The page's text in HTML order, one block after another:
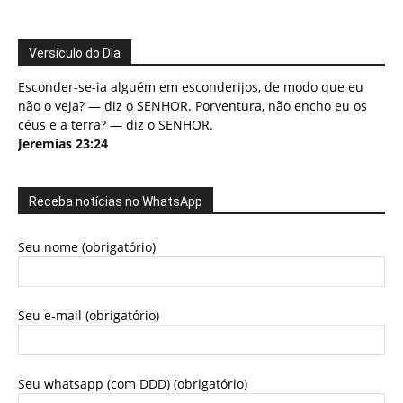
Versículo do Dia
Esconder-se-ia alguém em esconderijos, de modo que eu
não o veja? — diz o SENHOR. Porventura, não encho eu os
céus e a terra? — diz o SENHOR.
Jeremias 23:24
Receba notícias no WhatsApp
Seu nome (obrigatório)
Seu e-mail (obrigatório)
Seu whatsapp (com DDD) (obrigatório)